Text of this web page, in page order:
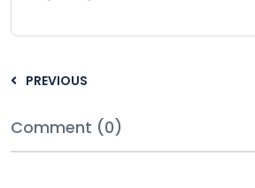
PREVIOUS
Comment (0)